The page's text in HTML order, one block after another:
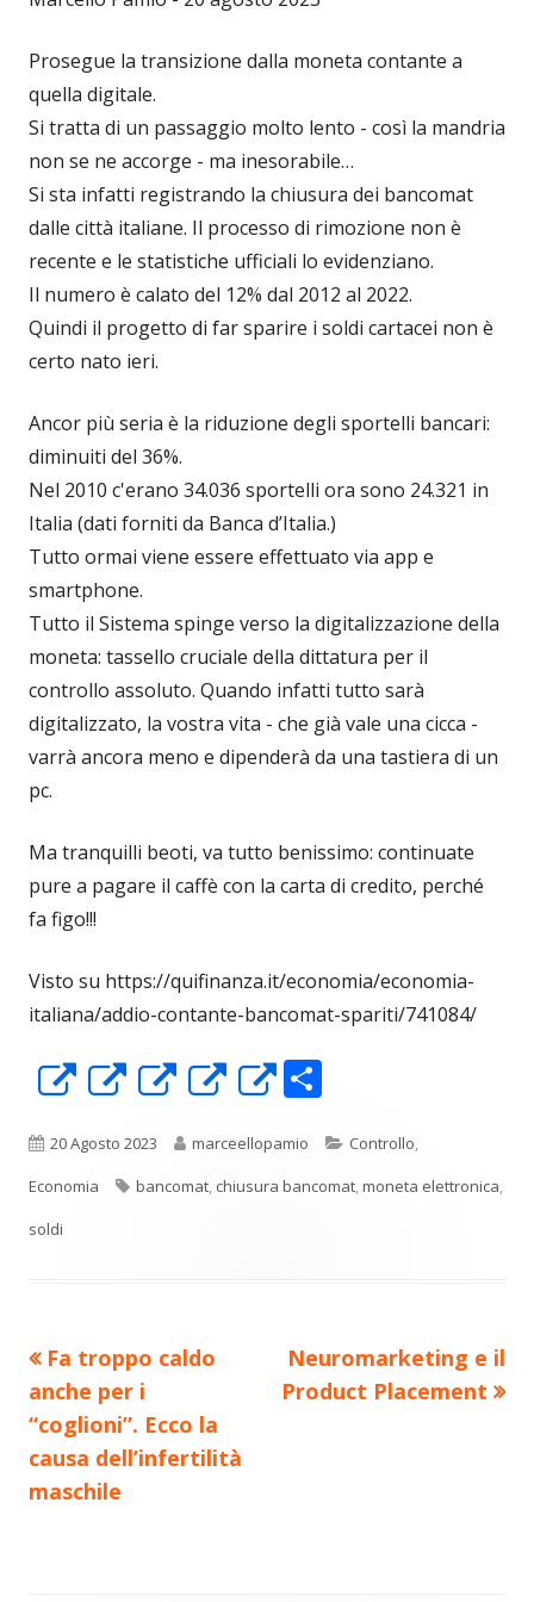
Prosegue la transizione dalla moneta contante a
quella digitale.
Si tratta di un passaggio molto lento - così la mandria
non se ne accorge - ma inesorabile…
Si sta infatti registrando la chiusura dei bancomat
dalle città italiane. Il processo di rimozione non è
recente e le statistiche ufficiali lo evidenziano.
Il numero è calato del 12% dal 2012 al 2022.
Quindi il progetto di far sparire i soldi cartacei non è
certo nato ieri.
Ancor più seria è la riduzione degli sportelli bancari:
diminuiti del 36%.
Nel 2010 c'erano 34.036 sportelli ora sono 24.321 in
Italia (dati forniti da Banca d’Italia.)
Tutto ormai viene essere effettuato via app e
smartphone.
Tutto il Sistema spinge verso la digitalizzazione della
moneta: tassello cruciale della dittatura per il
controllo assoluto. Quando infatti tutto sarà
digitalizzato, la vostra vita - che già vale una cicca -
varrà ancora meno e dipenderà da una tastiera di un
pc.
Ma tranquilli beoti, va tutto benissimo: continuate
pure a pagare il caffè con la carta di credito, perché
fa figo!!!
Visto su https://quifinanza.it/economia/economia-
italiana/addio-contante-bancomat-spariti/741084/
Apre
una
nuova
Apre
una
nuova
Apre
una
nuova
Apre
una
nuova
Apre
una
nuova
n
di
Pubblicato
20 Agosto 2023 Autore
marceellopamio Categorie
Controllo,
Economia
Tag
bancomat, chiusura bancomat,moneta elettronica,
soldi
Navigazione
articoli
Precedente
articolo:
Fa troppo caldo
anche per i
“coglioni”. Ecco la
causa dell’infertilità
maschile
Nuovo
articolo:
Neuromarketing e il
Product Placement